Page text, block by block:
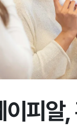
피알